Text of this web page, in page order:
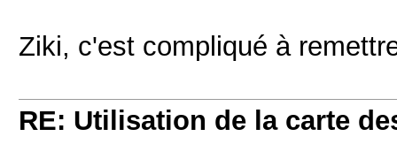
Ziki, c'est compliqué à
RE: Utilisation de la carte